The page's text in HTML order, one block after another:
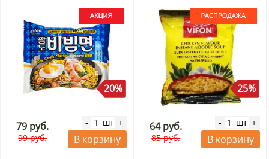
20%
79 руб.
99 руб.
- шт +
В корзину
25%
64 руб.
85 руб.
- шт +
В корзину